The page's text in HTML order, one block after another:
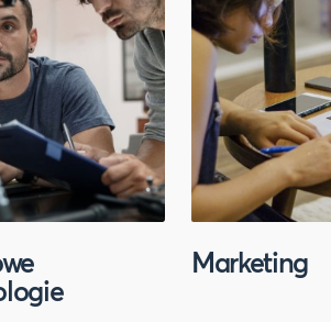
Marketing